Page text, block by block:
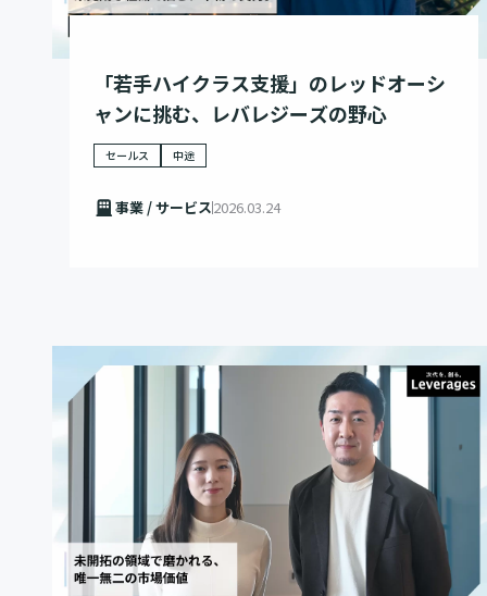
「若手ハイクラス支援」のレッドオーシ
ャンに挑む、レバレジーズの野心
セールス 中途
事業 / サービス2026.03.24